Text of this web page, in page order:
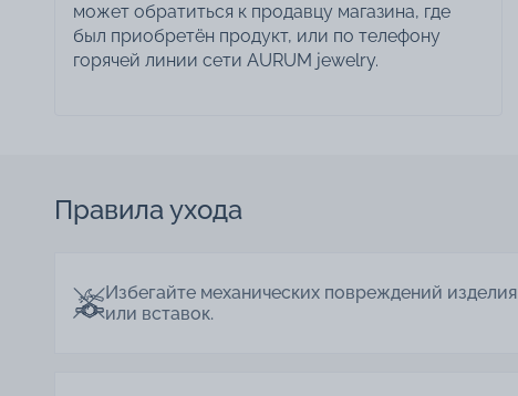
может обратиться к продавцу магазина, где
был приобретён продукт, или по телефону
горячей линии сети AURUM jewelry.
Правила ухода
Избегайте механических повреждений изделия
или вставок.